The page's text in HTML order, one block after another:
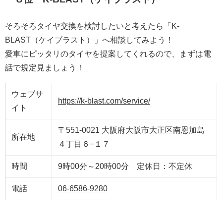
そろそろタイヤ交換を検討したいと考えたら「K-
BLAST（ケイブラスト）」へ相談してみよう！
愛車にピッタリのタイヤを提案してくれるので、まずは電
話で規定見ましょう！
ウェブサ
イト
https://k-blast.com/service/
所在地
〒551-0021 大阪府大阪市大正区南恩加島
４丁目６−１７
時間 9時00分～20時00分 定休日：不定休
電話 06-6586-9280